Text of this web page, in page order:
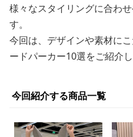
様々なスタイリングに合わ
す。
今回は、デザインや素材に
ードパーカー10選をご紹介し
今回紹介する商品一覧